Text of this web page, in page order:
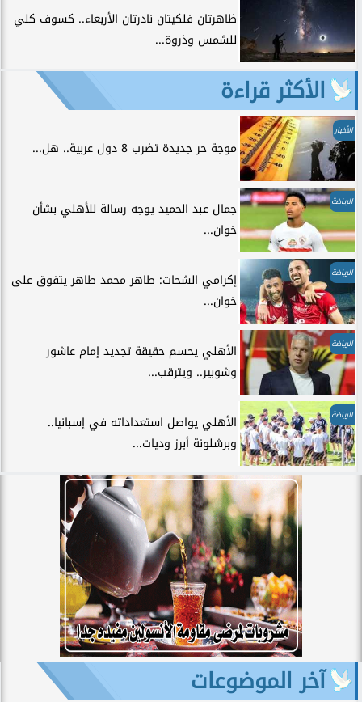
ظاهرتان فلكيتان نادرتان الأربعاء.. كسوف كلي
للشمس وذروة...
الأكثر قراءة
الأخبار
موجة حر جديدة تضرب 8 دول عربية.. هل...
الرياضة
جمال عبد الحميد يوجه رسالة للأهلي بشأن
خوان...
الرياضة
إكرامي الشحات: طاهر محمد طاهر يتفوق على
خوان...
الرياضة
الأهلي يحسم حقيقة تجديد إمام عاشور
وشوبير.. ويترقب...
الرياضة
الأهلي يواصل استعداداته في إسبانيا..
وبرشلونة أبرز وديات...
آخر الموضوعات